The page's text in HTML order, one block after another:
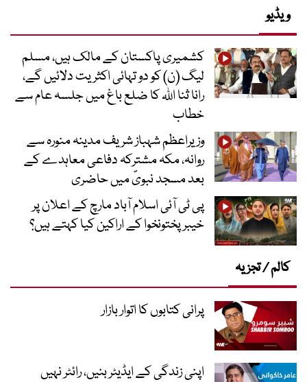
ویڈیو
کشمیری پاکستان کے مالک ہیں، مسلم
لیگ (ن) کو دو تہائی اکثریت دلائیں گے،
رانا ثنا اللہ کا ضلع باغ میں جلسہ عام سے
خطاب
وزیراعظم شہباز شریف مدینہ منورہ سے
روانہ، مکہ مشترکہ دفاعی معاہدے کے
بعد مسجد نبویؐ میں حاضری
پی ٹی آئی اسلام آباد مارچ کے اعلان پر
خیبر پختونخوا کے اراکین کیا کہتے ہیں؟
کالم / تجزیہ
پرانی کتابوں کا اتوار بازار
اپنی زندگی کے ایڈیٹر بنیں، رائٹر نہیں